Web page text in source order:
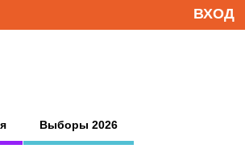
ВХОД
Выборы 2026